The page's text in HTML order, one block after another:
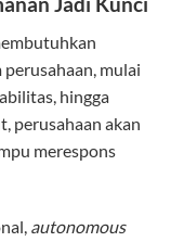
mulai
hingga
perusahaan akan
merespons
autonomous